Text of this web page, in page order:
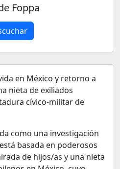
Foppa
en México y retorno a
nieta de exiliados
cívico-militar de
como una investigación
basada en poderosos
de hijos/as y una nieta